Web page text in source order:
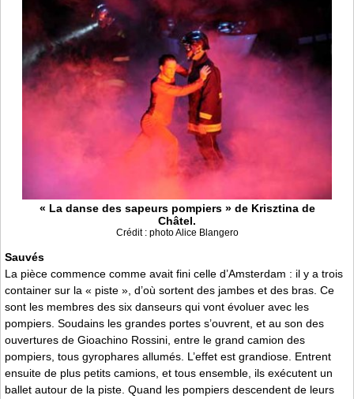
« La danse des sapeurs pompiers » de Krisztina de
Châtel.
Crédit : photo Alice Blangero
Sauvés
La pièce commence comme avait fini celle d’Amsterdam : il y a trois
container sur la « piste », d’où sortent des jambes et des bras. Ce
sont les membres des six danseurs qui vont évoluer avec les
pompiers. Soudains les grandes portes s’ouvrent, et au son des
ouvertures de Gioachino Rossini, entre le grand camion des
pompiers, tous gyrophares allumés. L’effet est grandiose. Entrent
ensuite de plus petits camions, et tous ensemble, ils exécutent un
ballet autour de la piste. Quand les pompiers descendent de leurs